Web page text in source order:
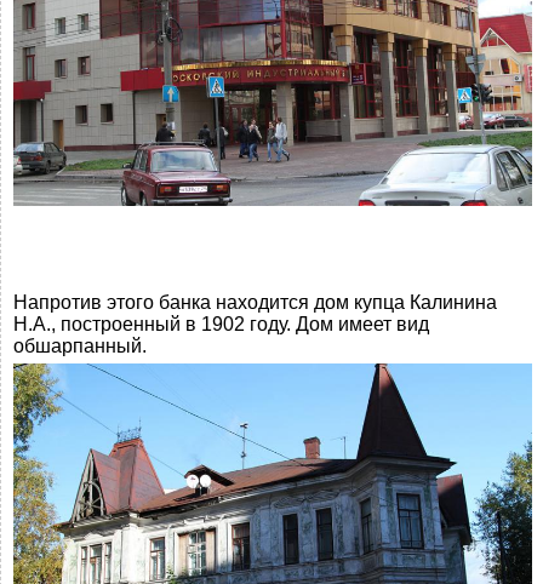
Напротив этого банка находится дом купца Калинина
Н.А., построенный в 1902 году. Дом имеет вид
обшарпанный.